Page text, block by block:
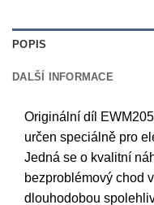
POPIS
DALŠÍ INFORMACE
Originální díl
určen speciálně pro
Jedná se o kvalitní
bezproblémový chod
dlouhodobou